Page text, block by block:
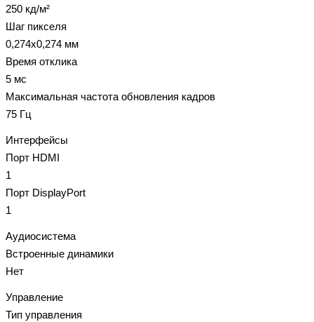
250 кд/м²
Шаг пикселя
0,274x0,274 мм
Время отклика
5 мс
Максимальная частота обновления кадров
75 Гц
Интерфейсы
Порт HDMI
1
Порт DisplayPort
1
Аудиосистема
Встроенные динамики
Нет
Управление
Тип управления